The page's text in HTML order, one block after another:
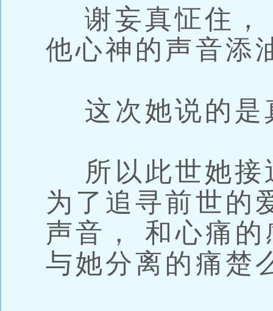
谢妄真怔住，
他心神的声音添
这次她说的是
所以此世她接
为了追寻前世的
声音， 和心痛
与她分离的痛楚